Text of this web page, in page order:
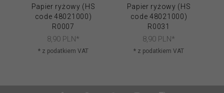
Papier ryżowy (HS
code 48021000)
R0007
8,90 PLN*
* z podatkiem VAT
Papier ryżowy (HS
code 48021000)
R0031
8,90 PLN*
* z podatkiem VAT